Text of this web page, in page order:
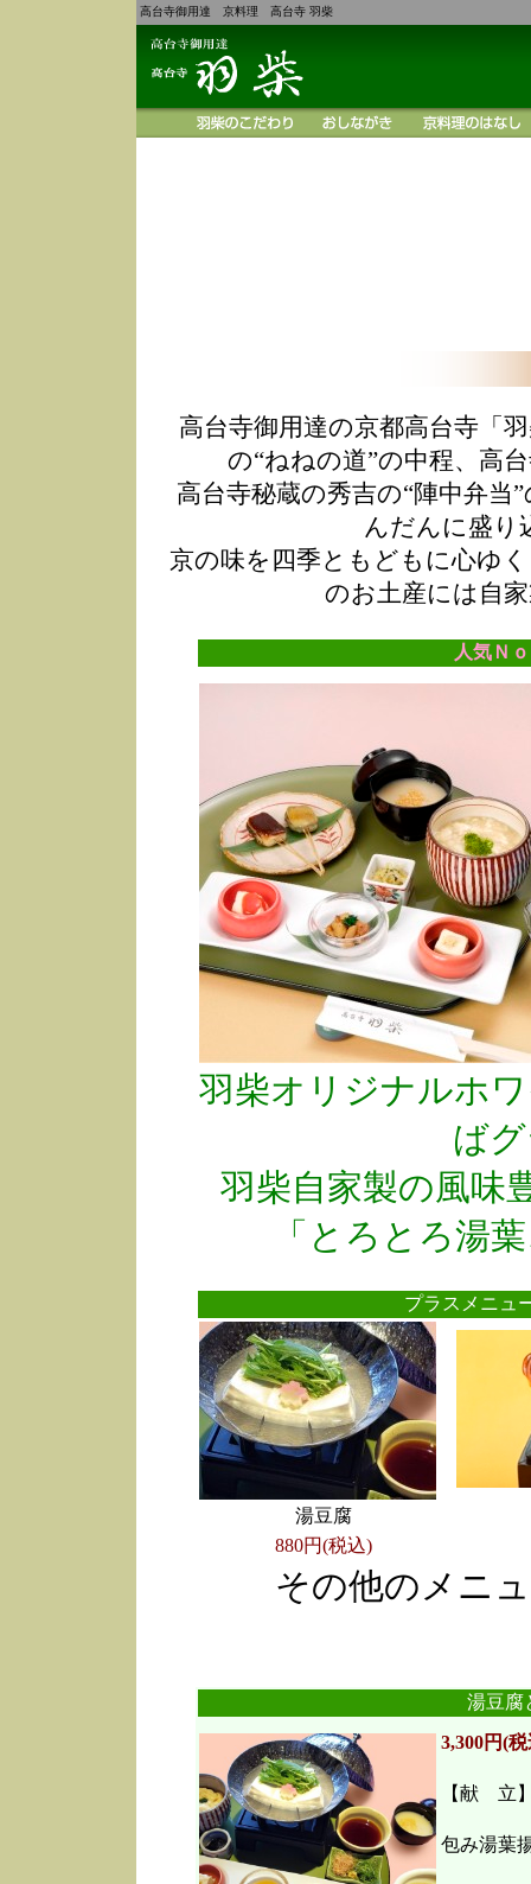
高台寺御用達 京料理 高台寺 羽柴
高台寺御用達の京都高台寺「
の“ねねの道”の中程、高
高台寺秘蔵の秀吉の“陣中弁
んだんに盛り
京の味を四季ともどもに心ゆ
のお土産には自
人気Ｎ
羽柴オリジナルホ
ば
羽柴自家製の風味
「とろとろ湯
プラスメニ
湯豆腐
880円(税込)
その他のメニ
湯豆腐
3,300円(
【献 立
包み湯葉